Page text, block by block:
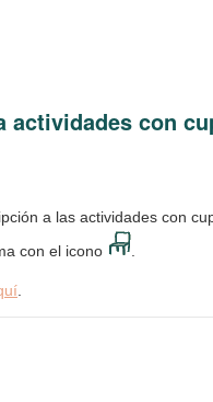
actividades con
a las actividades con
con el icono